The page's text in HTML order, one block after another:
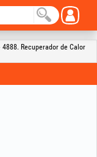
4888. Recuperador de Calor